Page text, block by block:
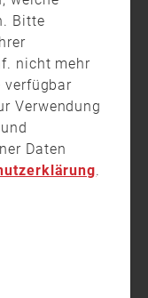
wenn Hilfe
Im Ernstfall
der Fall ist,
ab
und auch auf
Bitte
nicht mehr
verfügbar
Verwendung
Daten
.